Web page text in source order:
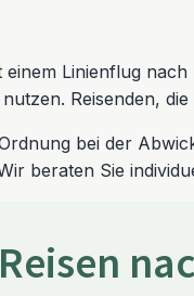
einem Linienflug
Reisenden,
bei der
beraten Sie